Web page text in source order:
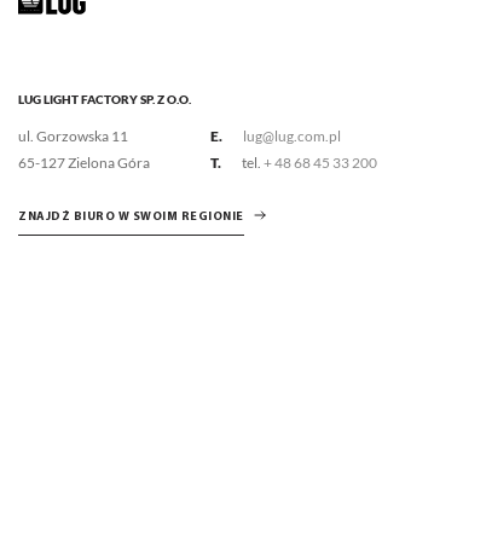
LUG LIGHT FACTORY SP. Z O.O.
ul. Gorzowska 11
65-127 Zielona Góra
E.
lug@lug.com.pl
T.
tel. + 48 68 45 33 200
ZNAJDŹ BIURO W SWOIM REGIONIE